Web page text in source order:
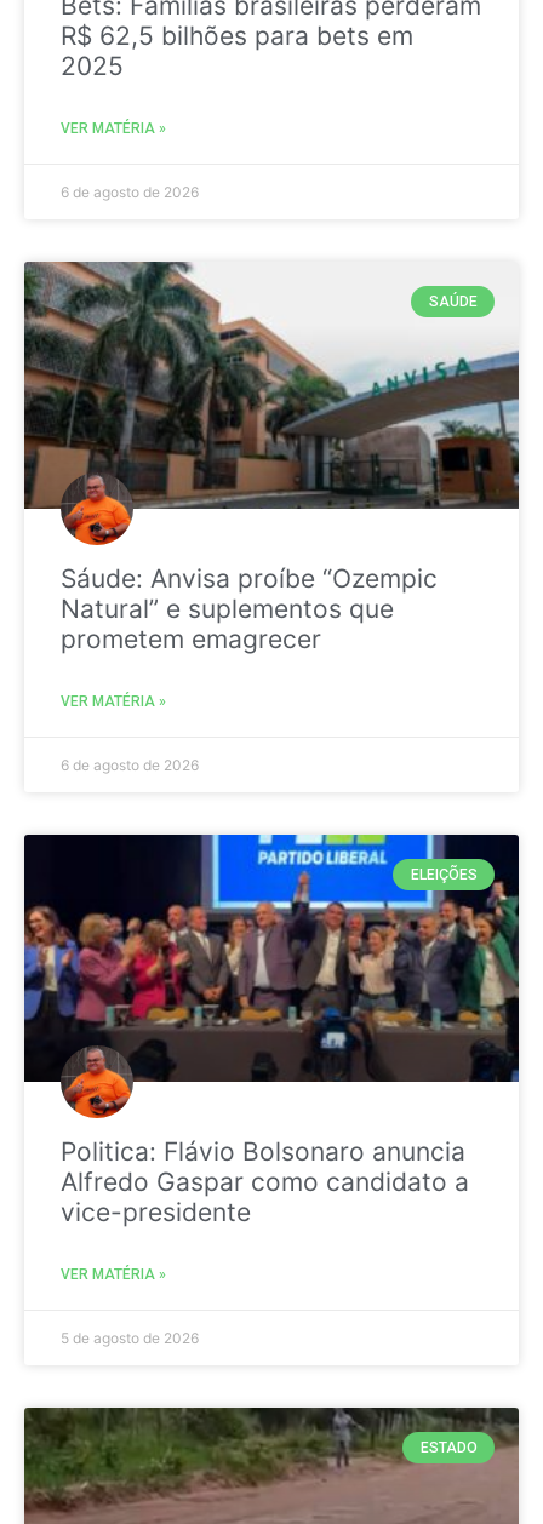
R$ 62,5 bilhões para bets em
2025
VER MATÉRIA »
6 de agosto de 2026
SAÚDE
Sáude: Anvisa proíbe “Ozempic
Natural” e suplementos que
prometem emagrecer
VER MATÉRIA »
6 de agosto de 2026
ELEIÇÕES
Politica: Flávio Bolsonaro anuncia
Alfredo Gaspar como candidato a
vice-presidente
VER MATÉRIA »
5 de agosto de 2026
ESTADO